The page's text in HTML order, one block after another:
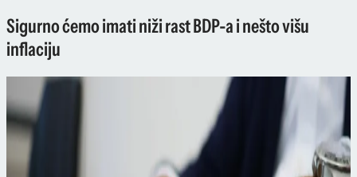
Sigurno ćemo imati niži rast BDP-a i nešto višu
inflaciju